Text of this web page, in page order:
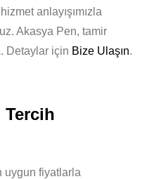
anlayışımızla
Akasya Pen, tamir
Detaylar için Bize Ulaşın.
Tercih
uygun fiyatlarla